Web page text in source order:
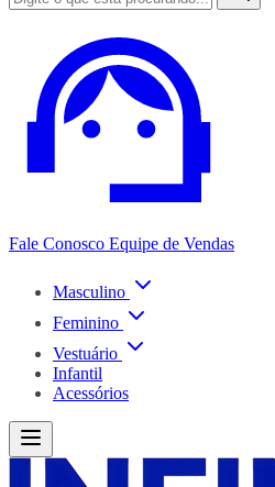
Fale Conosco Equipe de Vendas
Masculino
Feminino
Vestuário
Infantil
Acessórios